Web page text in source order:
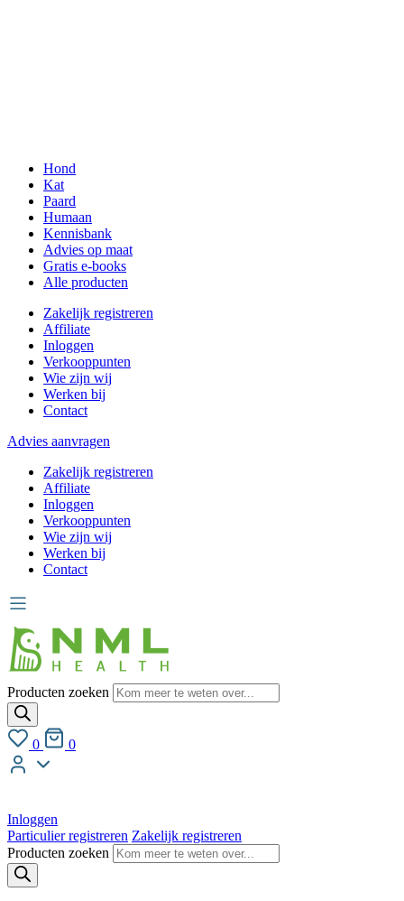
Hond
Kat
Paard
Humaan
Kennisbank
Advies op maat
Gratis e-books
Alle producten
Zakelijk registreren
Affiliate
Inloggen
Verkooppunten
Wie zijn wij
Werken bij
Contact
Advies aanvragen
Zakelijk registreren
Affiliate
Inloggen
Verkooppunten
Wie zijn wij
Werken bij
Contact
Producten zoeken
0 0
Inloggen
Particulier registreren Zakelijk registreren
Producten zoeken